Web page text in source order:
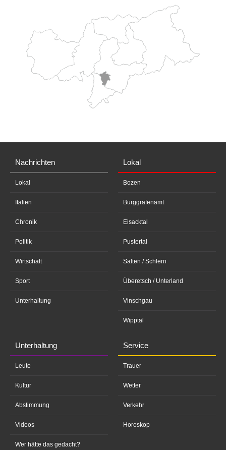
Nachrichten
Lokal
Italien
Chronik
Politik
Wirtschaft
Sport
Unterhaltung
Lokal
Bozen
Burggrafenamt
Eisacktal
Pustertal
Salten / Schlern
Überetsch / Unterland
Vinschgau
Wipptal
Unterhaltung
Leute
Kultur
Abstimmung
Videos
Wer hätte das gedacht?
Service
Trauer
Wetter
Verkehr
Horoskop